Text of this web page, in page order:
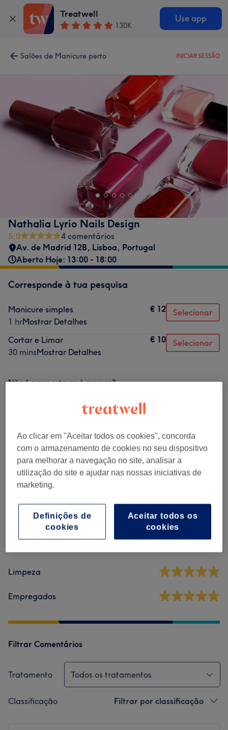
Treatwell
130K
Use app
Salões de Manicure perto INICIAR SESSÃO
Nathalia Lyrio Nails Design
5,0
4 comentários
Av. de Madrid 12B, Lisboa, Portugal
Aberto Hoje: 13:00 - 18:00
Corresponde à tua pesquisa
Manicure simples
1 hrMostrar Detalhes
€ 12 Selecionar
Cortar e Limar
30 minsMostrar Detalhes
€ 10 Selecionar
Não é o que estavas à procura?
Comentários do centro
5,0
Limpeza
Empregados
Filtrar Comentários
Tratamento Todos os tratamentos
Classificação Filtrar por classificação
Ao clicar em "Aceitar todos os cookies", concorda
com o armazenamento de cookies no seu dispositivo
para melhorar a navegação no site, analisar a
utilização do site e ajudar nas nossas iniciativas de
marketing.
Aceitar todos os
cookies
Definições de
cookies